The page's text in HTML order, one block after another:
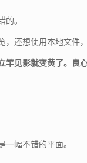
的。
，还想使用本地文件
竿见影就变黄了。良
幅不错的平面。